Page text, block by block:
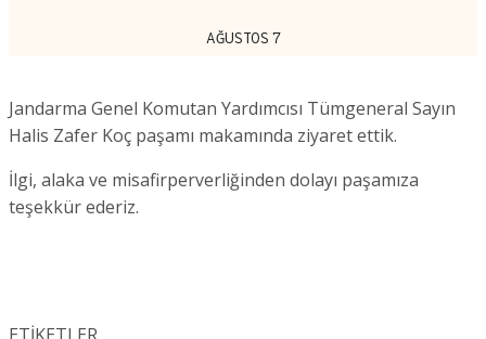
AĞUSTOS 7
Jandarma Genel Komutan Yardımcısı Tümgeneral Sayın
Halis Zafer Koç paşamı makamında ziyaret ettik.
İlgi, alaka ve misafirperverliğinden dolayı paşamıza
teşekkür ederiz.